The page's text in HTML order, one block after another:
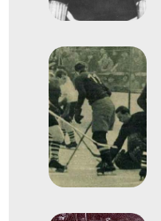
dr. Csák István György
Férfi jégkorong
1936